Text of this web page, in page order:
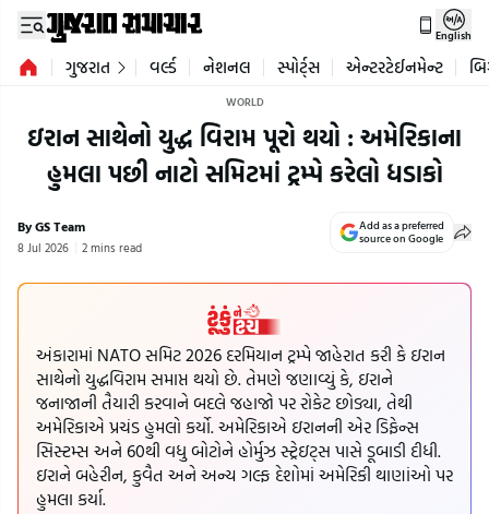
English
ગુજરાત વર્લ્ડ નેશનલ સ્પોર્ટ્સ એન્ટરટેઈનમેન્ટ
WORLD
ઇરાન સાથેનો યુદ્ધ વિરામ પૂરો થયો : અમેરિકાના
હુમલા પછી નાટો સમિટમાં ટ્રમ્પે કરેલો ધડાકો
By GS Team
8 Jul 2026 2 mins read
Add as a preferred
source on Google
અંકારામાં NATO સમિટ 2026 દરમિયાન ટ્રમ્પે જાહેરાત કરી કે ઇરાન
સાથેનો યુદ્ધવિરામ સમાપ્ત થયો છે. તેમણે જણાવ્યું કે, ઇરાને
જનાજાની તૈયારી કરવાને બદલે જહાજો પર રોકેટ છોડ્યા, તેથી
અમેરિકાએ પ્રચંડ હુમલો કર્યો. અમેરિકાએ ઇરાનની એર ડિફેન્સ
સિસ્ટમ્સ અને 60થી વધુ બોટોને હોર્મુઝ સ્ટ્રેઇટ્સ પાસે ડૂબાડી દીધી.
ઇરાને બહેરીન, કુવૈત અને અન્ય ગલ્ફ દેશોમાં અમેરિકી થાણાંઓ પર
હુમલા કર્યા.